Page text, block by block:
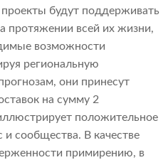
будут поддерживать
протяжении всей их жизни,
возможности
региональную
они принесут
на сумму 2
положительное
и сообщества. В качестве
примирению, в